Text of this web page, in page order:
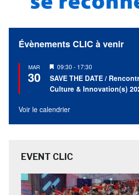
Évènements CLIC à venir
MAR
30
Mis
en
avant
09:30 - 17:30
SAVE THE DATE /
Culture & Innovation(s)
Voir le calendrier
EVENT CLIC